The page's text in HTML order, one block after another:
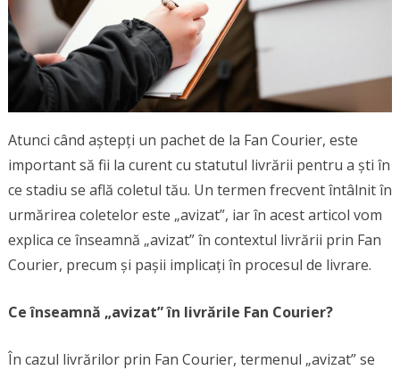
Atunci când aștepți un pachet de la Fan Courier, este
important să fii la curent cu statutul livrării pentru a ști în
ce stadiu se află coletul tău. Un termen frecvent întâlnit în
urmărirea coletelor este „avizat”, iar în acest articol vom
explica ce înseamnă „avizat” în contextul livrării prin Fan
Courier, precum și pașii implicați în procesul de livrare.
Ce înseamnă „avizat” în livrările Fan Courier?
În cazul livrărilor prin Fan Courier, termenul „avizat” se